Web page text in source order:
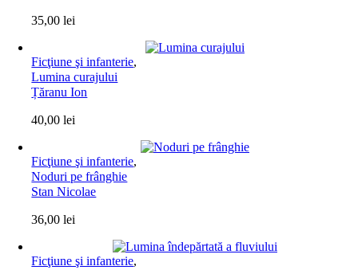
35,00lei
Ficţiune şi infanterie,
Lumina curajului
Țăranu Ion
40,00lei
Ficţiune şi infanterie,
Noduri pe frânghie
Stan Nicolae
36,00lei
Ficţiune şi infanterie,